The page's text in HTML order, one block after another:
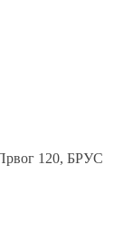
120, БРУС